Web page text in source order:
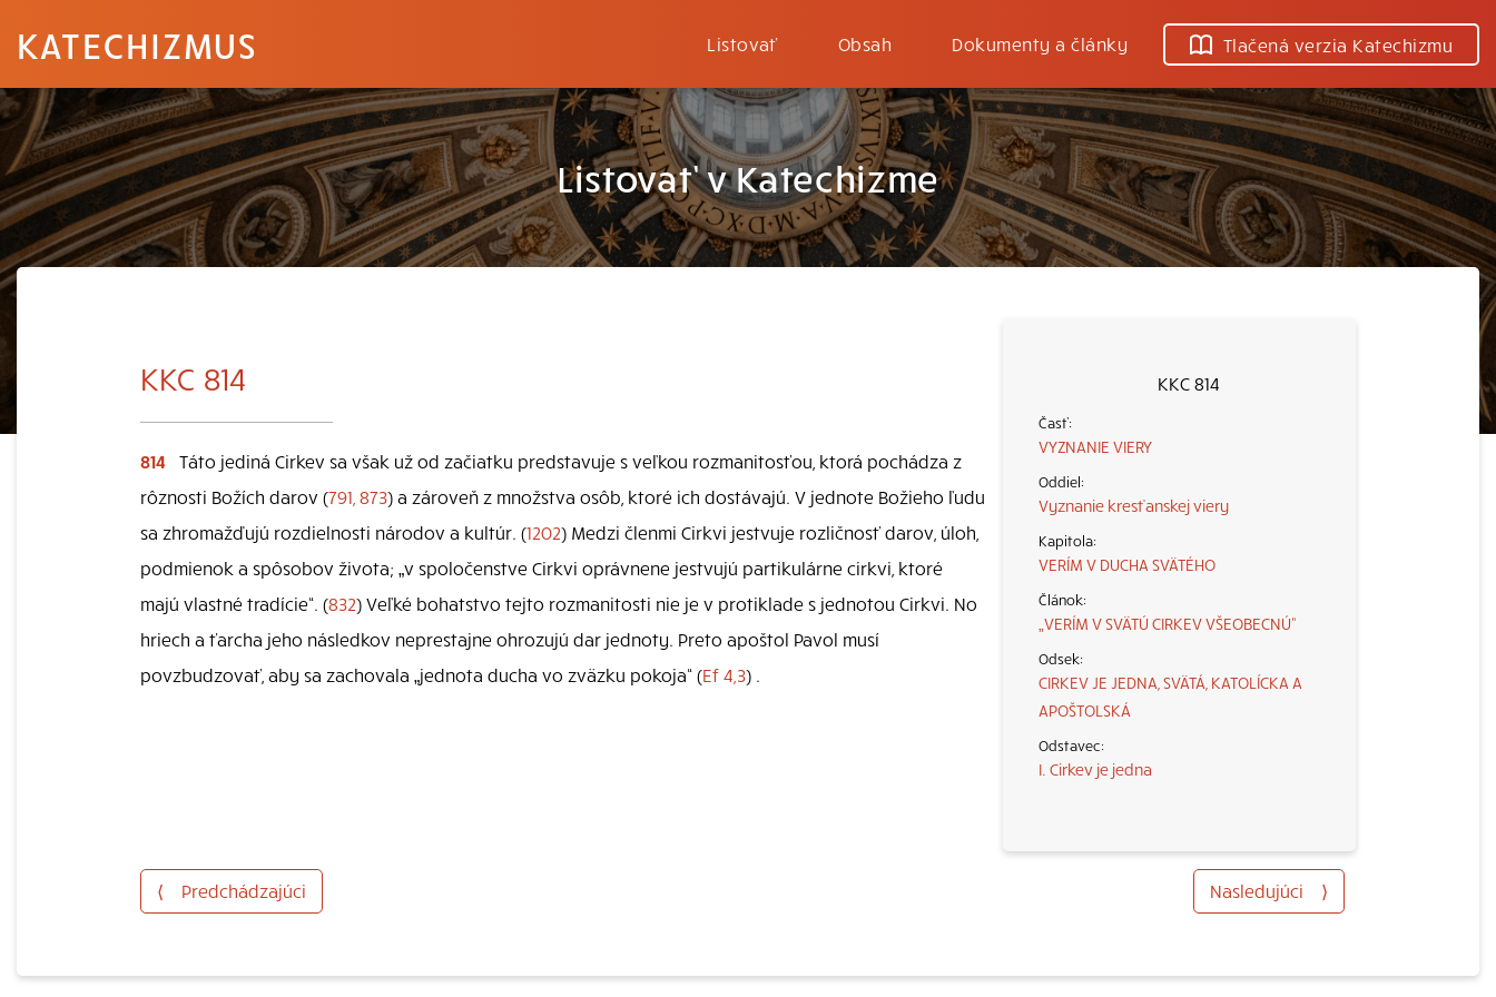
KATECHIZMUS Listovať Obsah Dokumenty a články Tlačená verzia Katechizmu
Listovať v Katechizme
KKC 814
VYZNANIE VIERY
Vyznanie kresťanskej viery
VERÍM V DUCHA SVÄTÉHO
„VERÍM V SVÄTÚ CIRKEV VŠEOBECNÚ“
CIRKEV JE JEDNA, SVÄTÁ, KATOLÍCKA A
APOŠTOLSKÁ
I. Cirkev je jedna
KKC 814
814
Táto jediná Cirkev sa však už od začiatku predstavuje s veľkou rozmanitosťou, ktorá pochádza z
rôznosti Božích darov (791, 873) a zároveň z množstva osôb, ktoré ich dostávajú. V jednote Božieho ľudu
sa zhromažďujú rozdielnosti národov a kultúr. (1202) Medzi členmi Cirkvi jestvuje rozličnosť darov, úloh,
podmienok a spôsobov života; „v spoločenstve Cirkvi oprávnene jestvujú partikulárne cirkvi, ktoré
majú vlastné tradície“. (832) Veľké bohatstvo tejto rozmanitosti nie je v protiklade s jednotou Cirkvi. No
hriech a ťarcha jeho následkov neprestajne ohrozujú dar jednoty. Preto apoštol Pavol musí
povzbudzovať, aby sa zachovala „jednota ducha vo zväzku pokoja“ (Ef 4,3) .
⟨ Predchádzajúci Nasledujúci ⟩